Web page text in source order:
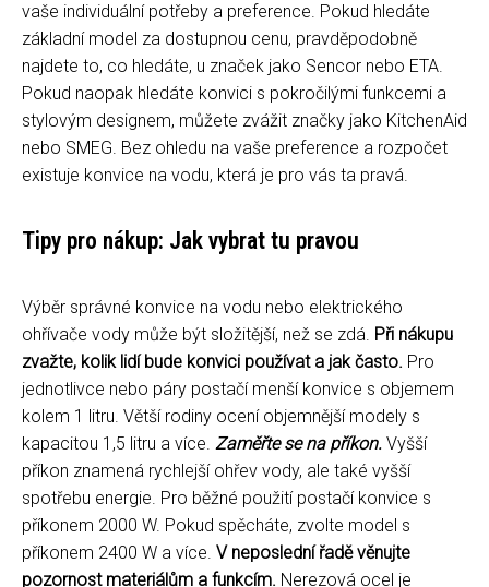
vaše individuální potřeby a preference. Pokud hledáte
základní model za dostupnou cenu, pravděpodobně
najdete to, co hledáte, u značek jako Sencor nebo ETA.
Pokud naopak hledáte konvici s pokročilými funkcemi a
stylovým designem, můžete zvážit značky jako KitchenAid
nebo SMEG. Bez ohledu na vaše preference a rozpočet
existuje konvice na vodu, která je pro vás ta pravá.
Tipy pro nákup: Jak vybrat tu pravou
Výběr správné konvice na vodu nebo elektrického
ohřívače vody může být složitější, než se zdá. Při nákupu
zvažte, kolik lidí bude konvici používat a jak často. Pro
jednotlivce nebo páry postačí menší konvice s objemem
kolem 1 litru. Větší rodiny ocení objemnější modely s
kapacitou 1,5 litru a více. Zaměřte se na příkon. Vyšší
příkon znamená rychlejší ohřev vody, ale také vyšší
spotřebu energie. Pro běžné použití postačí konvice s
příkonem 2000 W. Pokud spěcháte, zvolte model s
příkonem 2400 W a více. V neposlední řadě věnujte
pozornost materiálům a funkcím. Nerezová ocel je